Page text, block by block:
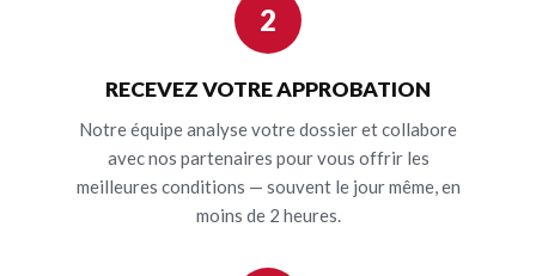
2
RECEVEZ VOTRE APPROBATION
Notre équipe analyse votre dossier et collabore
avec nos partenaires pour vous offrir les
meilleures conditions — souvent le jour même, en
moins de 2 heures.